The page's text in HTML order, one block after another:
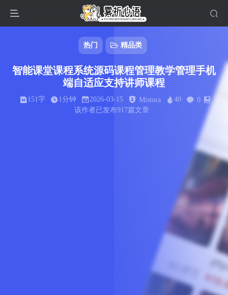
热门 精品类
智能课堂课程系统源码课程管理教学管理手机
端自适应支持讲师课程
151字 1分钟 2026-03-15 Mistora 40
0
该作者已发布917篇文章